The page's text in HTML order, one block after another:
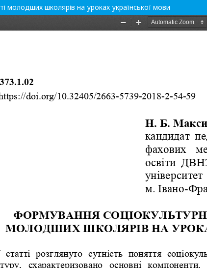
молодших школярів на уроках української мови